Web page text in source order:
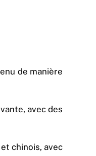
de manière
avec des
chinois, avec